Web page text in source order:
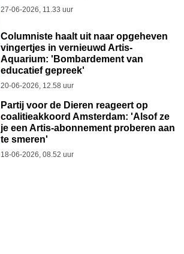
27-06-2026, 11.33 uur
Columniste haalt uit naar opgeheven
vingertjes in vernieuwd Artis-
Aquarium: 'Bombardement van
educatief gepreek'
20-06-2026, 12.58 uur
Partij voor de Dieren reageert op
coalitieakkoord Amsterdam: 'Alsof ze
je een Artis-abonnement proberen aan
te smeren'
18-06-2026, 08.52 uur